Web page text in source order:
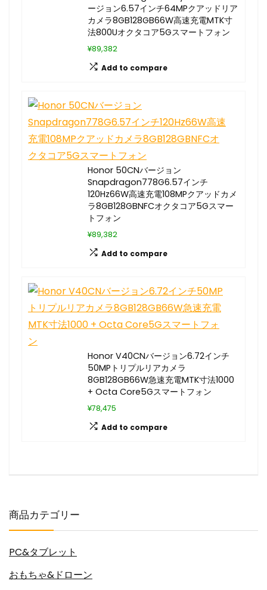
ージョン6.57インチ64MPクアッドリア
カメラ8GB128GB66W高速充電MTK寸
法800Uオクタコア5Gスマートフォン
¥89,382
Add to compare
Honor 50CNバージョン
Snapdragon778G6.57インチ
120Hz66W高速充電108MPクアッドカメ
ラ8GB128GBNFCオクタコア5Gスマー
トフォン
¥89,382
Add to compare
Honor V40CNバージョン6.72インチ
50MPトリプルリアカメラ
8GB128GB66W急速充電MTK寸法1000
+ Octa Core5Gスマートフォン
¥78,475
Add to compare
商品カテゴリー
PC&タブレット
おもちゃ&ドローン